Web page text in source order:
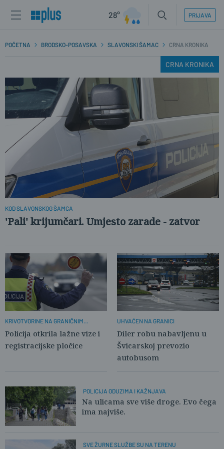
28° PRIJAVA
POČETNA BRODSKO-POSAVSKA SLAVONSKI ŠAMAC CRNA KRONIKA
CRNA KRONIKA
KOD SLAVONSKOG ŠAMCA
'Pali' krijumčari. Umjesto zarade - zatvor
KRIVOTVORINE NA GRANIČNIM
Policija otkrila lažne vize i
registracijske pločice
UHVAĆEN NA GRANICI
Diler robu nabavljenu u
Švicarskoj prevozio
autobusom
POLICIJA ODUZIMA I KAŽNJAVA
Na ulicama sve više droge. Evo čega
ima najviše.
SVE ŽURNE SLUŽBE SU NA TERENU